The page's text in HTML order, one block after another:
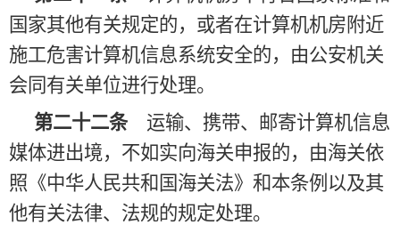
国家其他有关规定的，或者在计算机机房附近
施工危害计算机信息系统安全的，由公安机关
会同有关单位进行处理。
第二十二条 运输、携带、邮寄计算机信息
媒体进出境，不如实向海关申报的，由海关依
照《中华人民共和国海关法》和本条例以及其
他有关法律、法规的规定处理。